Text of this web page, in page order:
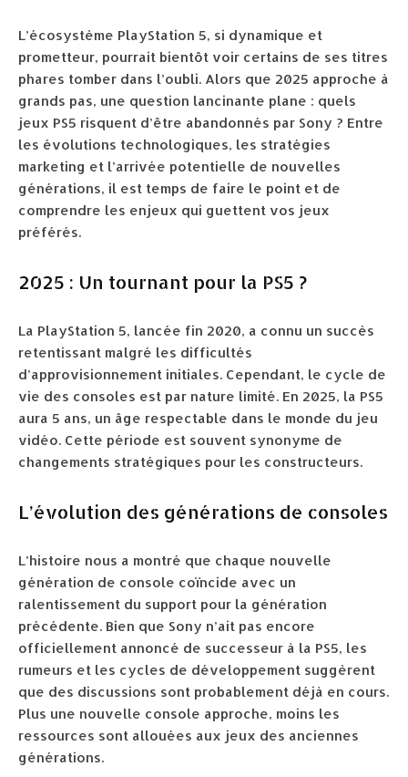
L’écosystème PlayStation 5, si dynamique et
prometteur, pourrait bientôt voir certains de ses titres
phares tomber dans l’oubli. Alors que 2025 approche à
grands pas, une question lancinante plane : quels
jeux PS5 risquent d’être abandonnés par Sony ? Entre
les évolutions technologiques, les stratégies
marketing et l’arrivée potentielle de nouvelles
générations, il est temps de faire le point et de
comprendre les enjeux qui guettent vos jeux
préférés.
2025 : Un tournant pour la PS5 ?
La PlayStation 5, lancée fin 2020, a connu un succès
retentissant malgré les difficultés
d’approvisionnement initiales. Cependant, le cycle de
vie des consoles est par nature limité. En 2025, la PS5
aura 5 ans, un âge respectable dans le monde du jeu
vidéo. Cette période est souvent synonyme de
changements stratégiques pour les constructeurs.
L’évolution des générations de consoles
L’histoire nous a montré que chaque nouvelle
génération de console coïncide avec un
ralentissement du support pour la génération
précédente. Bien que Sony n’ait pas encore
officiellement annoncé de successeur à la PS5, les
rumeurs et les cycles de développement suggèrent
que des discussions sont probablement déjà en cours.
Plus une nouvelle console approche, moins les
ressources sont allouées aux jeux des anciennes
générations.